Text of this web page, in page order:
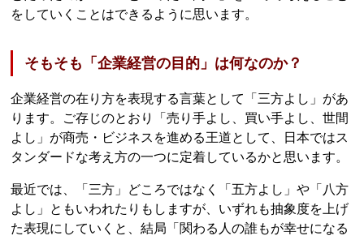
をしていくことはできるように思います。
そもそも「企業経営の目的」は何なのか？
企業経営の在り方を表現する言葉として「三方よし」があ
ります。ご存じのとおり「売り手よし、買い手よし、世間
よし」が商売・ビジネスを進める王道として、日本ではス
タンダードな考え方の一つに定着しているかと思います。
最近では、「三方」どころではなく「五方よし」や「八方
よし」ともいわれたりもしますが、いずれも抽象度を上げ
た表現にしていくと、結局「関わる人の誰もが幸せになる